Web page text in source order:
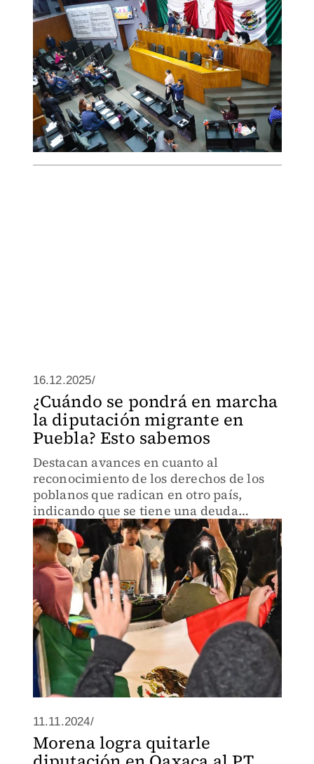
16.12.2025/
¿Cuándo se pondrá en marcha
la diputación migrante en
Puebla? Esto sabemos
Destacan avances en cuanto al
reconocimiento de los derechos de los
poblanos que radican en otro país,
indicando que se tiene una deuda
histórica con ello.
11.11.2024/
Morena logra quitarle